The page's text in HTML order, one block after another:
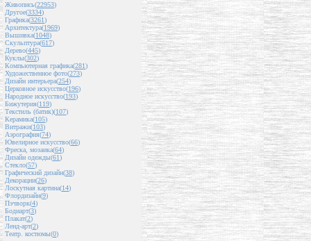
Живопись(22953)
Другое(3334)
Графика(3261)
Архитектура(1969)
Вышивка(1048)
Скульптура(617)
Дерево(445)
Куклы(302)
Компьютерная графика(281)
Художественное фото(273)
Дизайн интерьера(254)
Церковное искусство(196)
Народное искусство(193)
Бижутерия(119)
Текстиль (батик)(107)
Керамика(105)
Витражи(103)
Аэрография(74)
Ювелирное искусство(66)
Фреска, мозаика(64)
Дизайн одежды(61)
Стекло(57)
Графический дизайн(38)
Декорации(26)
Лоскутная картина(14)
Флордизайн(9)
Пэчворк(4)
Бодиарт(3)
Плакат(2)
Ленд-арт(2)
Театр. костюмы(0)